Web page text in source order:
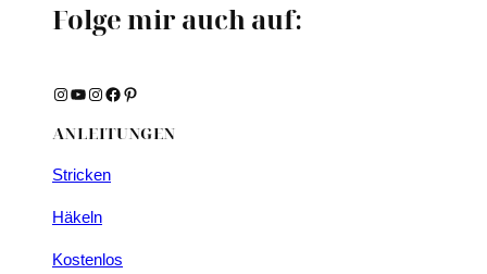
Folge mir auch auf:
Instagram YouTube Instagram Facebook Pinterest
ANLEITUNGEN
Stricken
Häkeln
Kostenlos